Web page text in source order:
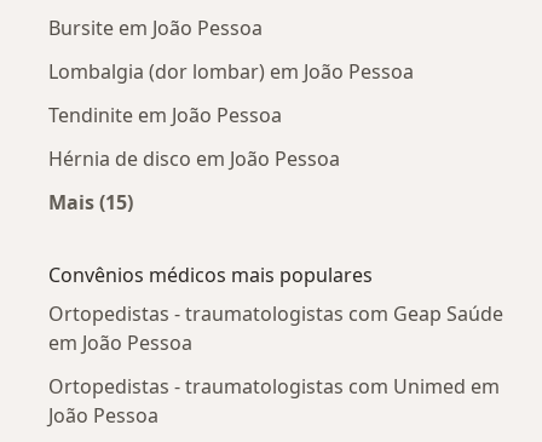
Bursite em João Pessoa
Lombalgia (dor lombar) em João Pessoa
Tendinite em João Pessoa
Hérnia de disco em João Pessoa
Mais (15)
Convênios médicos mais populares
Ortopedistas - traumatologistas com Geap Saúde
em João Pessoa
Ortopedistas - traumatologistas com Unimed em
João Pessoa